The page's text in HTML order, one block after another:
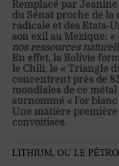
Remplacé par
du Sénat proche de
radicale et des Etats-
son exil au Mexique: «
nos ressources
En effet, la Bolivie
le Chili, le « Triangle
concentrent près de
mondiales de ce
surnommé « l’or
Une matière
convoitises.
LITHIUM, OU LE